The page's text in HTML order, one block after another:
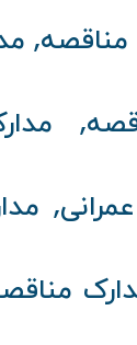
مناقصه,
,
,